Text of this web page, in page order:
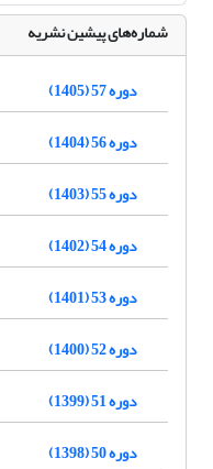
شماره‌های پیشین نشریه
دوره 57 (1405)
دوره 56 (1404)
دوره 55 (1403)
دوره 54 (1402)
دوره 53 (1401)
دوره 52 (1400)
دوره 51 (1399)
دوره 50 (1398)